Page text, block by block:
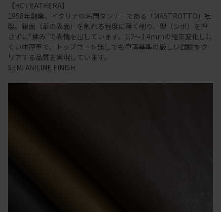
【HC LEATHERA】
1958年創業、イタリアの名門タンナーである「MASTROTTO」社
製。銀面（革の表面）を触れる程度に薄く削り、型（シボ）を押
さずに“揉み”で表情を出しています。1.2～1.4mmの経年変化しに
くい中厚革で、トップコート無しでも車両基準の厳しい試験をク
リアする品質を実現しています。
SEMI ANILINE FINISH